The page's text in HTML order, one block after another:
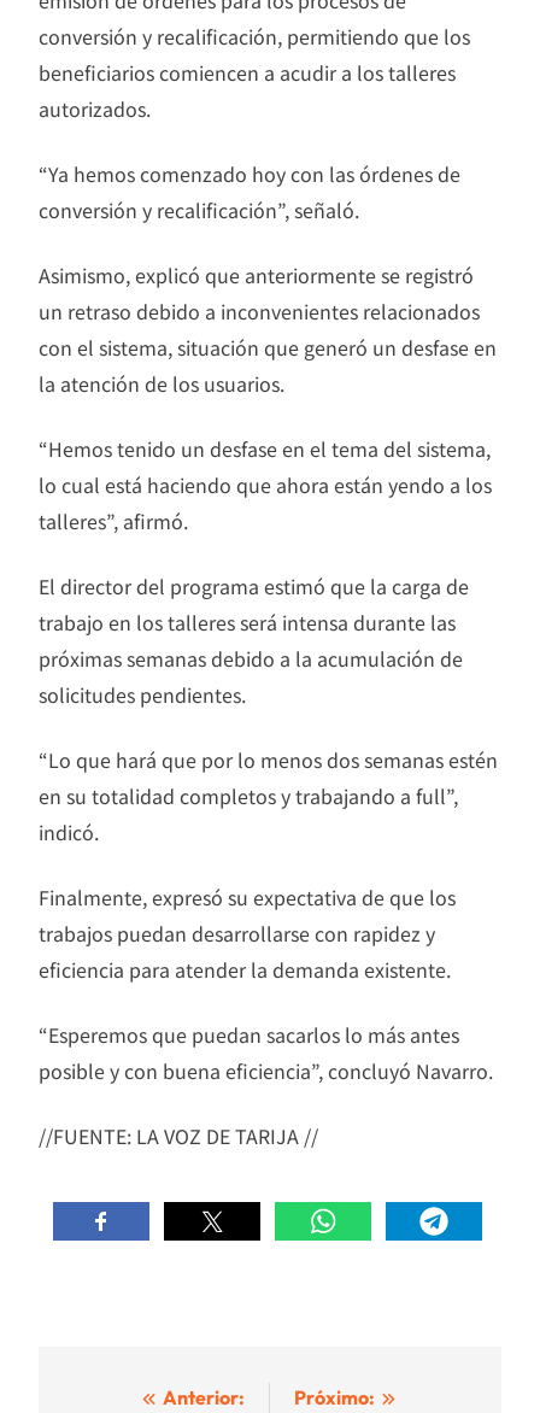
conversión y recalificación, permitiendo que los
beneficiarios comiencen a acudir a los talleres
autorizados.
“Ya hemos comenzado hoy con las órdenes de
conversión y recalificación”, señaló.
Asimismo, explicó que anteriormente se registró
un retraso debido a inconvenientes relacionados
con el sistema, situación que generó un desfase en
la atención de los usuarios.
“Hemos tenido un desfase en el tema del sistema,
lo cual está haciendo que ahora están yendo a los
talleres”, afirmó.
El director del programa estimó que la carga de
trabajo en los talleres será intensa durante las
próximas semanas debido a la acumulación de
solicitudes pendientes.
“Lo que hará que por lo menos dos semanas estén
en su totalidad completos y trabajando a full”,
indicó.
Finalmente, expresó su expectativa de que los
trabajos puedan desarrollarse con rapidez y
eficiencia para atender la demanda existente.
“Esperemos que puedan sacarlos lo más antes
posible y con buena eficiencia”, concluyó Navarro.
//FUENTE: LA VOZ DE TARIJA //
Navegación
Anterior: Próximo: